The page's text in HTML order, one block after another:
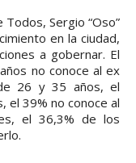
Sergio “Oso”
en la ciudad,
a gobernar. El
no conoce al ex
26 y 35 años, el
el 39% no conoce al
el 36,3% de los